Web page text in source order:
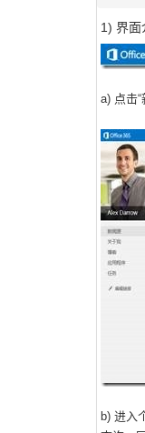
1) 界面
a) 点击“
b) 进入